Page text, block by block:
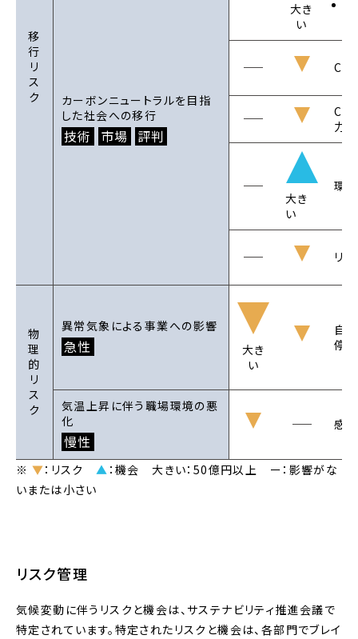
移
行
リ
ス
ク
カーボンニュートラルを目指
した社会への移行
技術 市場 評判
大き
い
CO
CO
力
大き
い
環
リ
物
理
的
リ
ス
ク
異常気象による事業への影響
急性
大き
い
自
停
気温上昇に伴う職場環境の悪
化
慢性
感
※ ▼：リスク▲ ：機会 大きい：50億円以上 ー：影響がな
いまたは小さい
リスク管理
気候変動に伴うリスクと機会は、サステナビリティ推進会議で
特定されています。特定されたリスクと機会は、各部門でブレイ